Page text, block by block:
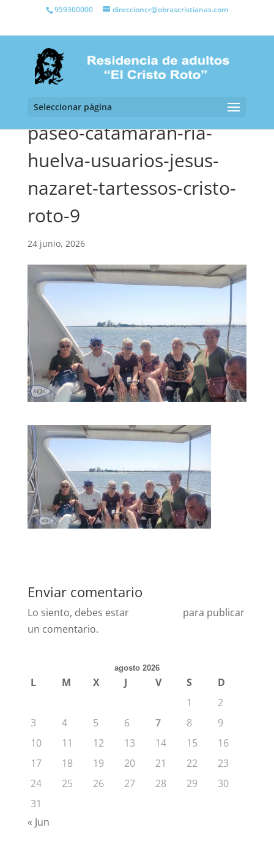
959300000 direccioncr@obrascristianas.com
Seleccionar página
paseo-catamaran-ria-
huelva-usuarios-jesus-
nazaret-tartessos-cristo-
roto-9
24 junio, 2026
Enviar comentario
Lo siento, debes estar
para publicar
un comentario.
agosto 2026
L M X J V S
D
1
2
3
4 5 6 7 8
9
10
11 12 13 14 15
16
17
18 19 20 21 22
23
24
25 26 27 28 29
30
31
« Jun